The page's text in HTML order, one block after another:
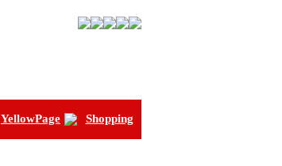
YellowPage Shopping